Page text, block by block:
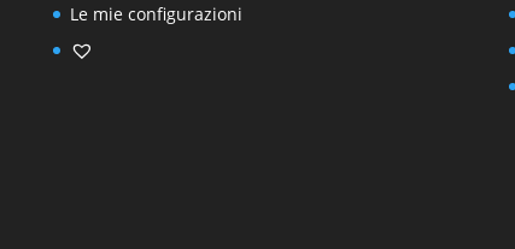
Le mie configurazioni